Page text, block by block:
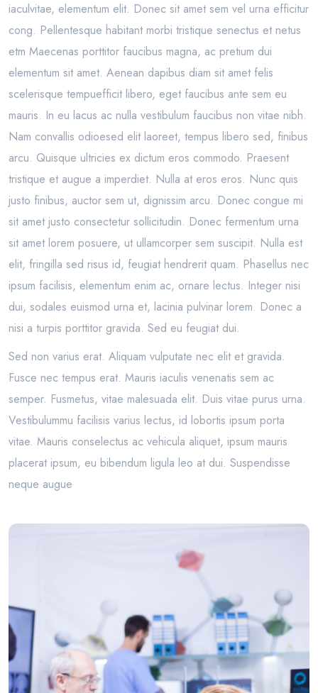
iaculvitae, elementum elit. Donec sit amet sem vel urna efficitur
cong. Pellentesque habitant morbi tristique senectus et netus
etm Maecenas porttitor faucibus magna, ac pretium dui
elementum sit amet. Aenean dapibus diam sit amet felis
scelerisque tempuefficit libero, eget faucibus ante sem eu
mauris. In eu lacus ac nulla vestibulum faucibus non vitae nibh.
Nam convallis odioesed elit laoreet, tempus libero sed, finibus
arcu. Quisque ultricies ex dictum eros commodo. Praesent
tristique et augue a imperdiet. Nulla at eros eros. Nunc quis
justo finibus, auctor sem ut, dignissim arcu. Donec congue mi
sit amet justo consectetur sollicitudin. Donec fermentum urna
sit amet lorem posuere, ut ullamcorper sem suscipit. Nulla est
elit, fringilla sed risus id, feugiat hendrerit quam. Phasellus nec
ipsum facilisis, elementum enim ac, ornare lectus. Integer nisi
dui, sodales euismod urna et, lacinia pulvinar lorem. Donec a
nisi a turpis porttitor gravida. Sed eu feugiat dui.
Sed non varius erat. Aliquam vulputate nec elit et gravida.
Fusce nec tempus erat. Mauris iaculis venenatis sem ac
semper. Fusmetus, vitae malesuada elit. Duis vitae purus urna.
Vestibulummu facilisis varius lectus, id lobortis ipsum porta
vitae. Mauris conselectus ac vehicula aliquet, ipsum mauris
placerat ipsum, eu bibendum ligula leo at dui. Suspendisse
neque augue